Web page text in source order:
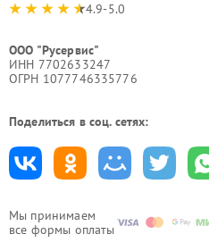
Мы принимаем
все формы оплаты
4.9-5.0
ООО "Русервис"
ИНН 7702633247
ОГРН 1077746335776
Поделиться в соц. сетях: